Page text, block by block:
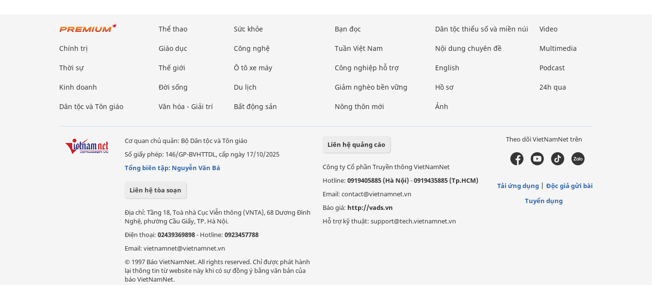
Chính trị
Thời sự
Kinh doanh
Dân tộc và Tôn giáo
Thể thao
Giáo dục
Thế giới
Đời sống
Văn hóa - Giải trí
Sức khỏe
Công nghệ
Ô tô xe máy
Du lịch
Bất động sản
Bạn đọc
Tuần Việt Nam
Công nghiệp hỗ trợ
Giảm nghèo bền vững
Nông thôn mới
Dân tộc thiểu số và miền núi
Nội dung chuyên đề
English
Hồ sơ
Ảnh
Video
Multimedia
Podcast
24h qua
Cơ quan chủ quản: Bộ Dân tộc và Tôn giáo
Số giấy phép: 146/GP-BVHTTDL, cấp ngày 17/10/2025
Tổng biên tập: Nguyễn Văn Bá
Liên hệ tòa soạn
Địa chỉ: Tầng 18, Toà nhà Cục Viễn thông (VNTA), 68 Dương Đình
Nghệ, phường Cầu Giấy, TP. Hà Nội.
Điện thoại: 02439369898- Hotline: 0923457788
Email: vietnamnet@vietnamnet.vn
© 1997 Báo VietNamNet. All rights reserved. Chỉ được phát hành
lại thông tin từ website này khi có sự đồng ý bằng văn bản của
báo VietNamNet.
Liên hệ quảng cáo
Công ty Cổ phần Truyền thông VietNamNet
Hotline: 0919405885 (Hà Nội)-0919435885 (Tp.HCM)
Email: contact@vietnamnet.vn
Báo giá: http://vads.vn
Hỗ trợ kỹ thuật: support@tech.vietnamnet.vn
Theo dõi VietNamNet trên
Tải ứng dụng
Độc giả gửi bài
Tuyển dụng